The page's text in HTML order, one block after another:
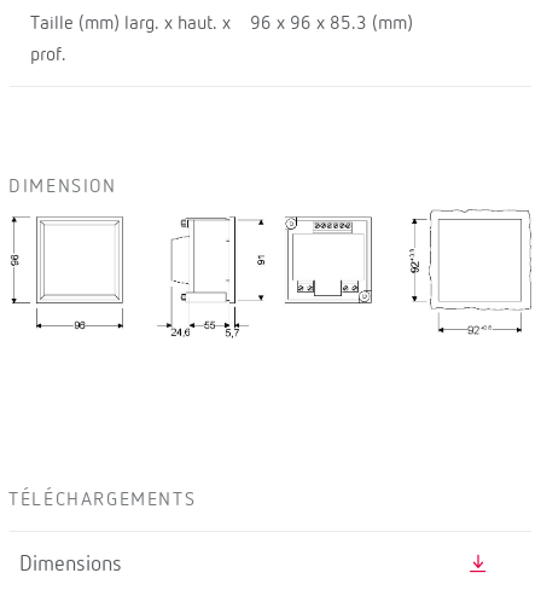
Taille (mm) larg. x haut. x
prof.
96 x 96 x 85.3 (mm)
DIMENSION
TÉLÉCHARGEMENTS
Dimensions